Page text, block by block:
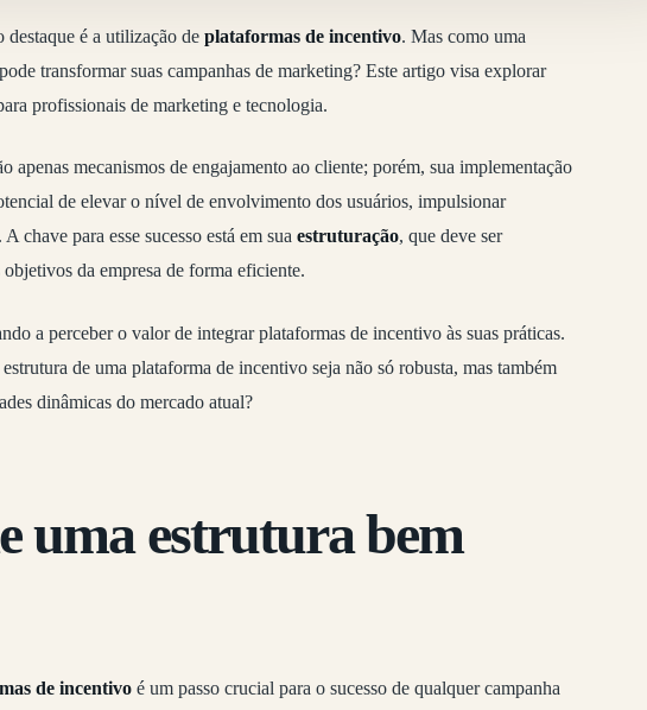
destaque é a utilização de plataformas de incentivo. Mas como uma
transformar suas campanhas de marketing? Este artigo visa explorar
profissionais de marketing e tecnologia.
apenas mecanismos de engajamento ao cliente; porém, sua implementação
de elevar o nível de envolvimento dos usuários, impulsionar
chave para esse sucesso está em sua estruturação, que deve ser
da empresa de forma eficiente.
a perceber o valor de integrar plataformas de incentivo às suas práticas.
de uma plataforma de incentivo seja não só robusta, mas também
dinâmicas do mercado atual?
uma estrutura bem
de incentivo é um passo crucial para o sucesso de qualquer campanha